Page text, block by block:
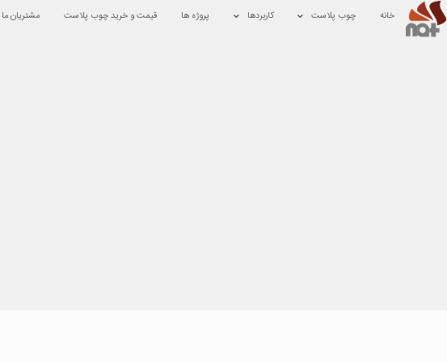
خانه چوب پلاست کاربردها پروژه ها قیمت و خرید چوب پلاست مشتریان ما